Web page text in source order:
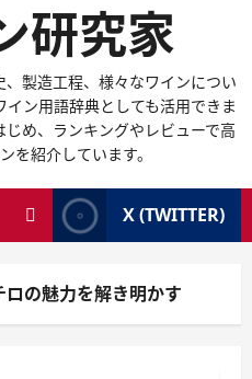
研究家
製造工程、様々なワインについ
ン用語辞典としても活用できま
め、ランキングやレビューで高
を紹介しています。
X (TWITTER)
ロの魅力を解き明かす